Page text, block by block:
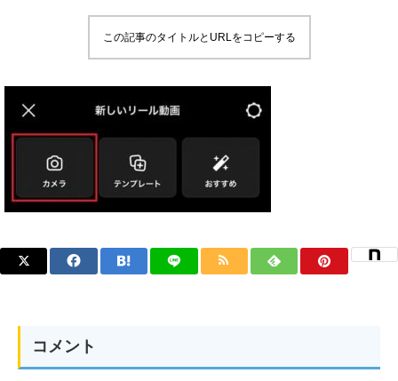
この記事のタイトルとURLをコピーする
コメント